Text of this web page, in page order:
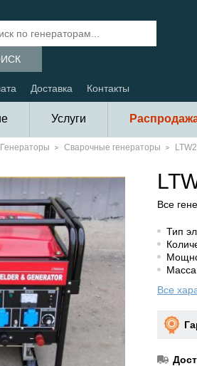
Доставка Контакты
Услуги
Генераторы Сварочные генераторы
Все
Тип
Все